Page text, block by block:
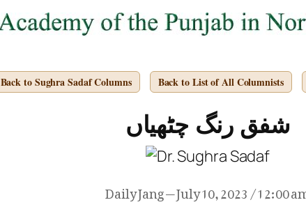
Back to Sughra Sadaf Columns Back to List of All Columnists
شفق رنگ چٹھیاں
Daily Jang — July 10, 2023 / 12:00